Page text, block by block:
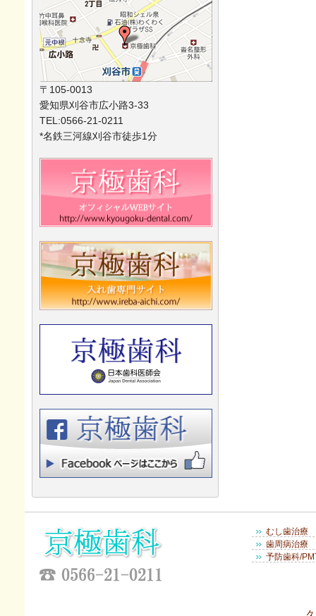
〒105-0013
愛知県刈谷市広小路3-33
TEL:0566-21-0211
*名鉄三河線刈谷市徒歩1分
むし歯治療
歯周病治療
予防歯科/